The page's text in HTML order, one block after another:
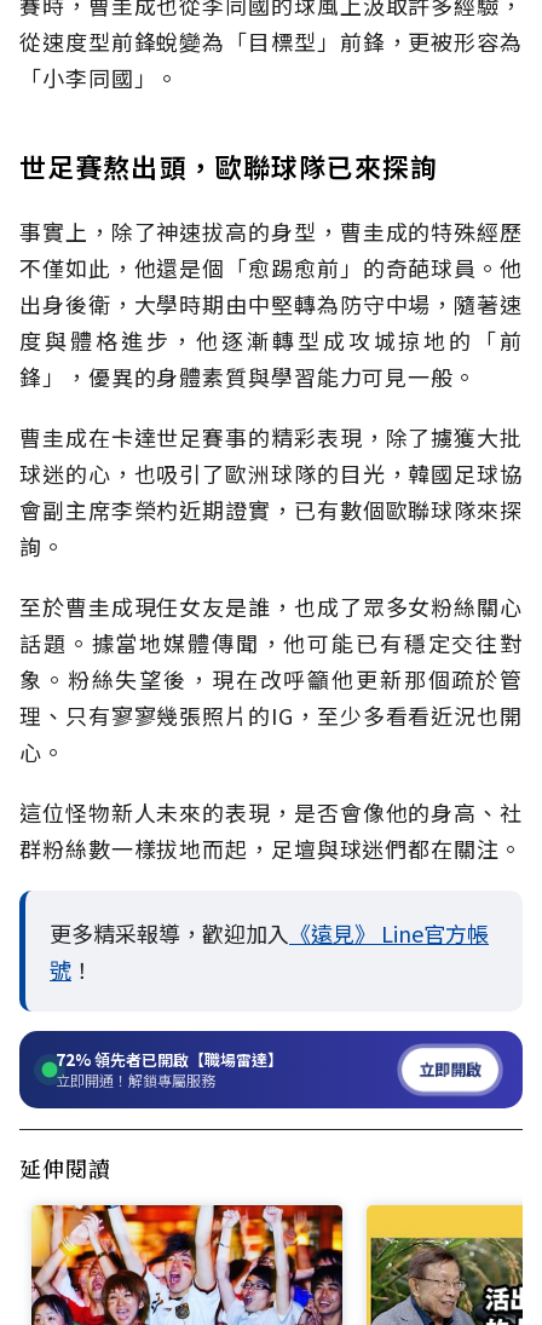
從速度型前鋒蛻變為「目標型」前鋒，更被形容為
「小李同國」。
世足賽熬出頭，歐聯球隊已來探詢
事實上，除了神速拔高的身型，曹圭成的特殊經歷
不僅如此，他還是個「愈踢愈前」的奇葩球員。他
出身後衛，大學時期由中堅轉為防守中場，隨著速
度與體格進步，他逐漸轉型成攻城掠地的「前
鋒」，優異的身體素質與學習能力可見一般。
曹圭成在卡達世足賽事的精彩表現，除了擄獲大批
球迷的心，也吸引了歐洲球隊的目光，韓國足球協
會副主席李榮杓近期證實，已有數個歐聯球隊來探
詢。
至於曹圭成現任女友是誰，也成了眾多女粉絲關心
話題。據當地媒體傳聞，他可能已有穩定交往對
象。粉絲失望後，現在改呼籲他更新那個疏於管
理、只有寥寥幾張照片的IG，至少多看看近況也開
心。
這位怪物新人未來的表現，是否會像他的身高、社
群粉絲數一樣拔地而起，足壇與球迷們都在關注。
更多精采報導，歡迎加入 《遠見》 Line官方帳
號 ！
72%領先者已開啟【職場雷達】
立即開通！解鎖專屬服務 立即開啟
延伸閱讀